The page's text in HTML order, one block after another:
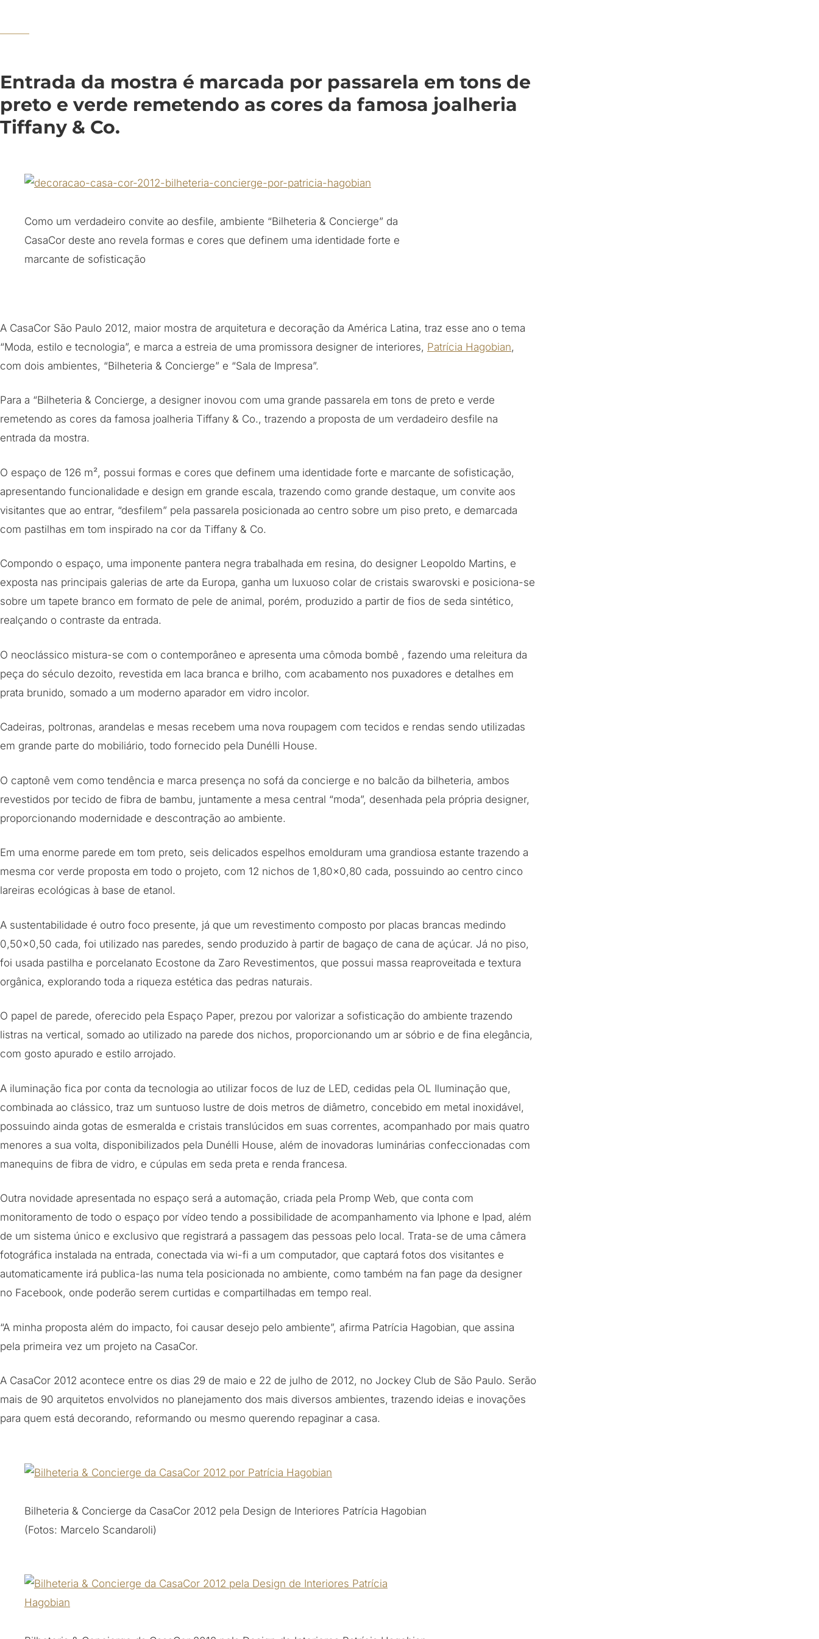
Entrada da mostra é marcada por passarela em tons de
preto e verde remetendo as cores da famosa joalheria
Tiffany & Co.
Como um verdadeiro convite ao desfile, ambiente “Bilheteria & Concierge” da
CasaCor deste ano revela formas e cores que definem uma identidade forte e
marcante de sofisticação
A CasaCor São Paulo 2012, maior mostra de arquitetura e decoração da América Latina, traz esse ano o tema
“Moda, estilo e tecnologia”, e marca a estreia de uma promissora designer de interiores, Patrícia Hagobian,
com dois ambientes, “Bilheteria & Concierge” e “Sala de Impresa”.
Para a “Bilheteria & Concierge, a designer inovou com uma grande passarela em tons de preto e verde
remetendo as cores da famosa joalheria Tiffany & Co., trazendo a proposta de um verdadeiro desfile na
entrada da mostra.
O espaço de 126 m², possui formas e cores que definem uma identidade forte e marcante de sofisticação,
apresentando funcionalidade e design em grande escala, trazendo como grande destaque, um convite aos
visitantes que ao entrar, “desfilem” pela passarela posicionada ao centro sobre um piso preto, e demarcada
com pastilhas em tom inspirado na cor da Tiffany & Co.
Compondo o espaço, uma imponente pantera negra trabalhada em resina, do designer Leopoldo Martins, e
exposta nas principais galerias de arte da Europa, ganha um luxuoso colar de cristais swarovski e posiciona-se
sobre um tapete branco em formato de pele de animal, porém, produzido a partir de fios de seda sintético,
realçando o contraste da entrada.
O neoclássico mistura-se com o contemporâneo e apresenta uma cômoda bombê , fazendo uma releitura da
peça do século dezoito, revestida em laca branca e brilho, com acabamento nos puxadores e detalhes em
prata brunido, somado a um moderno aparador em vidro incolor.
Cadeiras, poltronas, arandelas e mesas recebem uma nova roupagem com tecidos e rendas sendo utilizadas
em grande parte do mobiliário, todo fornecido pela Dunélli House.
O captonê vem como tendência e marca presença no sofá da concierge e no balcão da bilheteria, ambos
revestidos por tecido de fibra de bambu, juntamente a mesa central “moda”, desenhada pela própria designer,
proporcionando modernidade e descontração ao ambiente.
Em uma enorme parede em tom preto, seis delicados espelhos emolduram uma grandiosa estante trazendo a
mesma cor verde proposta em todo o projeto, com 12 nichos de 1,80×0,80 cada, possuindo ao centro cinco
lareiras ecológicas à base de etanol.
A sustentabilidade é outro foco presente, já que um revestimento composto por placas brancas medindo
0,50×0,50 cada, foi utilizado nas paredes, sendo produzido à partir de bagaço de cana de açúcar. Já no piso,
foi usada pastilha e porcelanato Ecostone da Zaro Revestimentos, que possui massa reaproveitada e textura
orgânica, explorando toda a riqueza estética das pedras naturais.
O papel de parede, oferecido pela Espaço Paper, prezou por valorizar a sofisticação do ambiente trazendo
listras na vertical, somado ao utilizado na parede dos nichos, proporcionando um ar sóbrio e de fina elegância,
com gosto apurado e estilo arrojado.
A iluminação fica por conta da tecnologia ao utilizar focos de luz de LED, cedidas pela OL Iluminação que,
combinada ao clássico, traz um suntuoso lustre de dois metros de diâmetro, concebido em metal inoxidável,
possuindo ainda gotas de esmeralda e cristais translúcidos em suas correntes, acompanhado por mais quatro
menores a sua volta, disponibilizados pela Dunélli House, além de inovadoras luminárias confeccionadas com
manequins de fibra de vidro, e cúpulas em seda preta e renda francesa.
Outra novidade apresentada no espaço será a automação, criada pela Promp Web, que conta com
monitoramento de todo o espaço por vídeo tendo a possibilidade de acompanhamento via Iphone e Ipad, além
de um sistema único e exclusivo que registrará a passagem das pessoas pelo local. Trata-se de uma câmera
fotográfica instalada na entrada, conectada via wi-fi a um computador, que captará fotos dos visitantes e
automaticamente irá publica-las numa tela posicionada no ambiente, como também na fan page da designer
no Facebook, onde poderão serem curtidas e compartilhadas em tempo real.
“A minha proposta além do impacto, foi causar desejo pelo ambiente”, afirma Patrícia Hagobian, que assina
pela primeira vez um projeto na CasaCor.
A CasaCor 2012 acontece entre os dias 29 de maio e 22 de julho de 2012, no Jockey Club de São Paulo. Serão
mais de 90 arquitetos envolvidos no planejamento dos mais diversos ambientes, trazendo ideias e inovações
para quem está decorando, reformando ou mesmo querendo repaginar a casa.
Bilheteria & Concierge da CasaCor 2012 pela Design de Interiores Patrícia Hagobian
(Fotos: Marcelo Scandaroli)